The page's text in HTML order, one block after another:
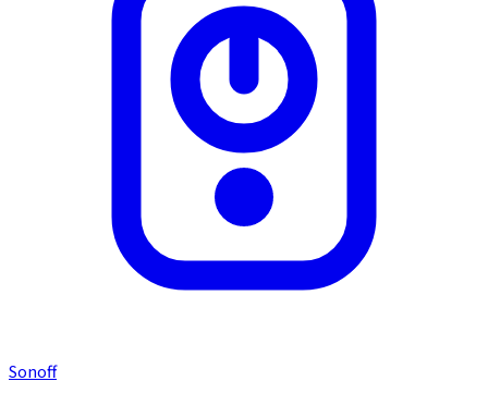
Sonoff